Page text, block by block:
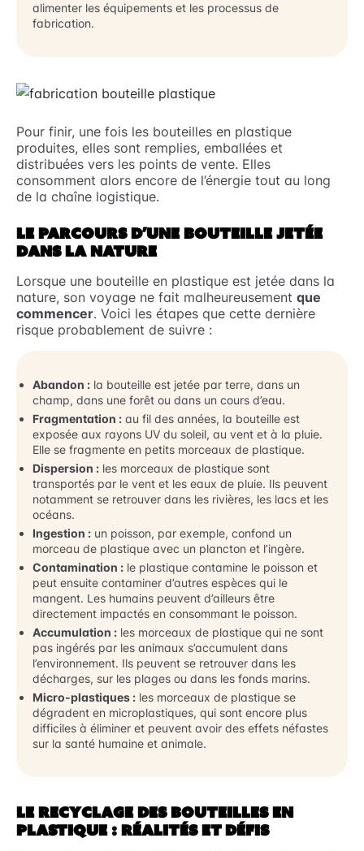
alimenter les équipements et les processus de
fabrication.
Pour finir, une fois les bouteilles en plastique
produites, elles sont remplies, emballées et
distribuées vers les points de vente. Elles
consomment alors encore de l’énergie tout au long
de la chaîne logistique.
LE PARCOURS D’UNE BOUTEILLE JETÉE
DANS LA NATURE
Lorsque une bouteille en plastique est jetée dans la
nature, son voyage ne fait malheureusement que
commencer. Voici les étapes que cette dernière
risque probablement de suivre :
Abandon : la bouteille est jetée par terre, dans un
champ, dans une forêt ou dans un cours d’eau.
Fragmentation : au fil des années, la bouteille est
exposée aux rayons UV du soleil, au vent et à la pluie.
Elle se fragmente en petits morceaux de plastique.
Dispersion : les morceaux de plastique sont
transportés par le vent et les eaux de pluie. Ils peuvent
notamment se retrouver dans les rivières, les lacs et les
océans.
Ingestion : un poisson, par exemple, confond un
morceau de plastique avec un plancton et l’ingère.
Contamination : le plastique contamine le poisson et
peut ensuite contaminer d’autres espèces qui le
mangent. Les humains peuvent d’ailleurs être
directement impactés en consommant le poisson.
Accumulation : les morceaux de plastique qui ne sont
pas ingérés par les animaux s’accumulent dans
l’environnement. Ils peuvent se retrouver dans les
décharges, sur les plages ou dans les fonds marins.
Micro-plastiques : les morceaux de plastique se
dégradent en microplastiques, qui sont encore plus
difficiles à éliminer et peuvent avoir des effets néfastes
sur la santé humaine et animale.
LE RECYCLAGE DES BOUTEILLES EN
PLASTIQUE : RÉALITÉS ET DÉFIS